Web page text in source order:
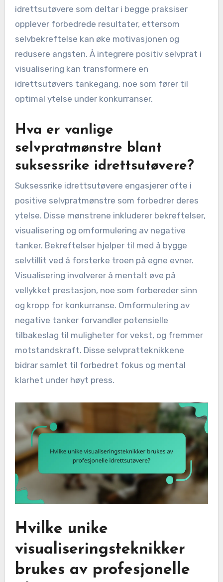
idrettsutøvere som deltar i begge praksiser
opplever forbedrede resultater, ettersom
selvbekreftelse kan øke motivasjonen og
redusere angsten. Å integrere positiv selvprat i
visualisering kan transformere en
idrettsutøvers tankegang, noe som fører til
optimal ytelse under konkurranser.
Hva er vanlige
selvpratmønstre blant
suksessrike idrettsutøvere?
Suksessrike idrettsutøvere engasjerer ofte i
positive selvpratmønstre som forbedrer deres
ytelse. Disse mønstrene inkluderer bekreftelser,
visualisering og omformulering av negative
tanker. Bekreftelser hjelper til med å bygge
selvtillit ved å forsterke troen på egne evner.
Visualisering involverer å mentalt øve på
vellykket prestasjon, noe som forbereder sinn
og kropp for konkurranse. Omformulering av
negative tanker forvandler potensielle
tilbakeslag til muligheter for vekst, og fremmer
motstandskraft. Disse selvpratteknikkene
bidrar samlet til forbedret fokus og mental
klarhet under høyt press.
Hvilke unike
visualiseringsteknikker
brukes av profesjonelle